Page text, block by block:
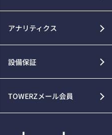
アナリティクス
設備保証
TOWERZメール会員